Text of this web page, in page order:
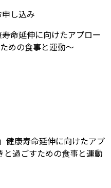
し込み
命延伸に向けたアプロー
めの食事と運動～
健康寿命延伸に向けたアプ
過ごすための食事と運動